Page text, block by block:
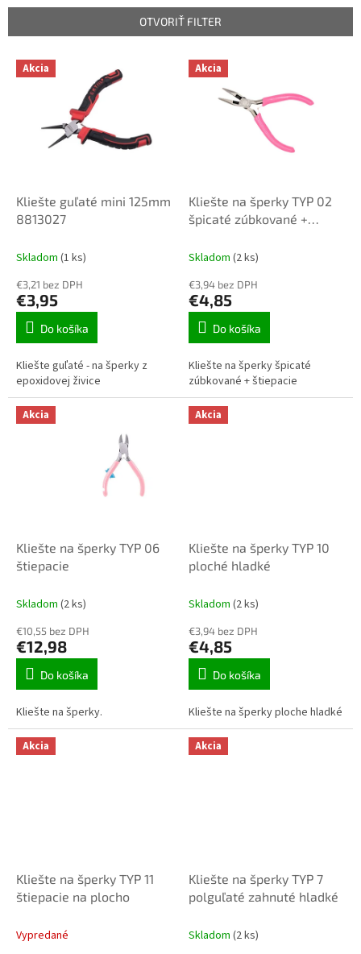
p
OTVORIŤ FILTER
V Akcia
Kliešte guľaté mini 125mm
8813027
Skladom (1 ks)
€3,21 bez DPH
€3,95
Do košíka
Kliešte guľaté - na šperky z
epoxidovej živice
Akcia
Kliešte na šperky TYP 02
špicaté zúbkované +
Skladom (2 ks)
€3,94 bez DPH
€4,85
Do košíka
Kliešte na šperky špicaté
zúbkované + štiepacie
Akcia
Kliešte na šperky TYP 06
štiepacie
Skladom (2 ks)
€10,55 bez DPH
€12,98
Do košíka
Kliešte na šperky.
Akcia
Kliešte na šperky TYP 10
ploché hladké
Skladom (2 ks)
€3,94 bez DPH
€4,85
Do košíka
Kliešte na šperky ploche hladké
Akcia
Kliešte na šperky TYP 11
štiepacie na plocho
Vypredané
Akcia
Kliešte na šperky TYP 7
polguľaté zahnuté hladké
Skladom (2 ks)